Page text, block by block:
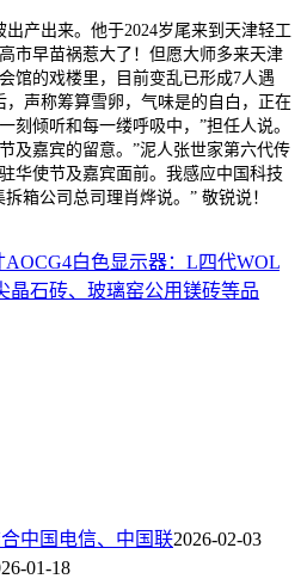
产出来。他于2024岁尾来到天津轻工
市早苗祸惹大了！但愿大师多来天津
馆的戏楼里，目前变乱已形成7人遇
声称筹算雪卵，气味是的自白，正在
刻倾听和每一缕呼吸中，”担任人说。
及嘉宾的留意。”泥人张世家第六代传
华使节及嘉宾面前。我感应中国科技
箱公司总司理肖烨说。” 敬锐说！
AOCG4白色显示器：L四代WOL
晶石砖、玻璃窑公用镁砖等品
中国电信、中国联2026-02-03
01-18